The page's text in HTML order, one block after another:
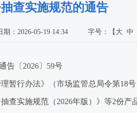
查实施规范的通告
期：2026-05-19 14:34 字号： 【 大 中
告〔2026〕59号
行办法》（市场监管总局令第18
实施规范（2026年版）》等2份产